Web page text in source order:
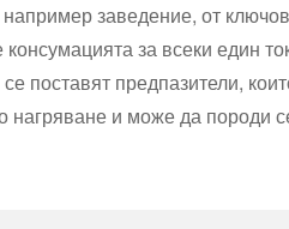
заведение, от
за всеки един
поставят предпазители,
и може да породи